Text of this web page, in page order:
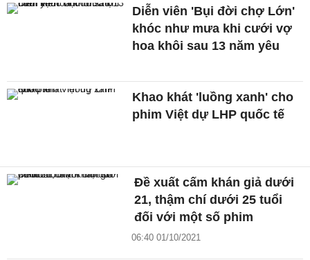
Diễn viên 'Bụi đời chợ Lớn'
khóc như mưa khi cưới vợ
hoa khôi sau 13 năm yêu
Khao khát 'luồng xanh' cho
phim Việt dự LHP quốc tế
Đề xuất cấm khán giả dưới
21, thậm chí dưới 25 tuổi
đối với một số phim
06:40 01/10/2021